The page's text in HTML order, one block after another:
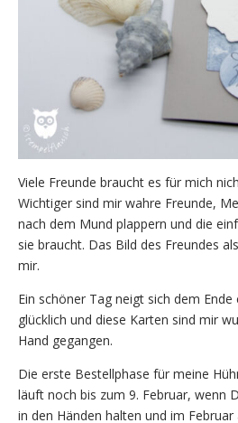
Viele Freunde braucht es für mich
Wichtiger sind mir wahre Freunde,
nach dem Mund plappern und die
sie braucht. Das Bild des Freundes
mir.
Ein schöner Tag neigt sich dem Ende
glücklich und diese Karten sind mir
Hand gegangen.
Die erste Bestellphase für meine
läuft noch bis zum 9. Februar, wenn
in den Händen halten und im